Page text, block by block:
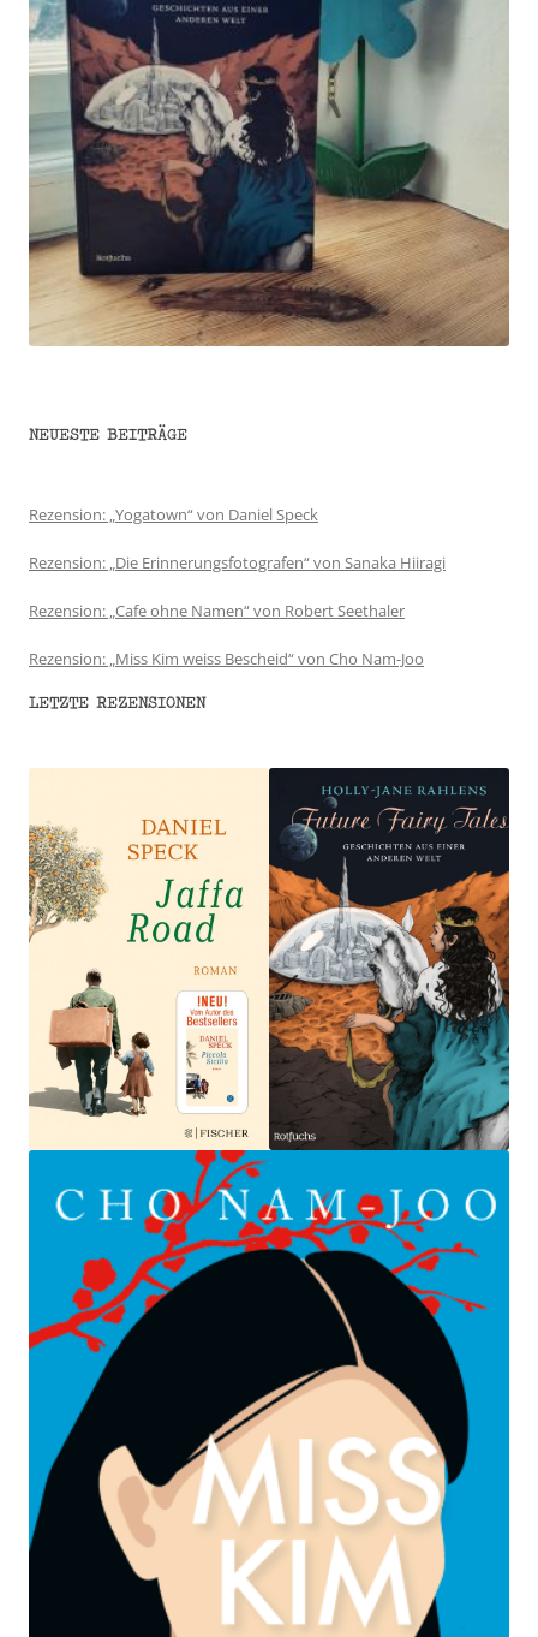
NEUESTE BEITRÄGE
Rezension: „Yogatown“ von Daniel Speck
Rezension: „Die Erinnerungsfotografen“ von Sanaka Hiiragi
Rezension: „Cafe ohne Namen“ von Robert Seethaler
Rezension: „Miss Kim weiss Bescheid“ von Cho Nam-Joo
LETZTE REZENSIONEN